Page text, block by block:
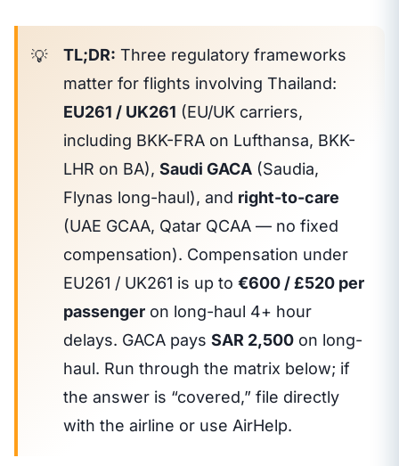
TL;DR: Three regulatory frameworks
matter for flights involving Thailand:
EU261 / UK261 (EU/UK carriers,
including BKK-FRA on Lufthansa, BKK-
LHR on BA),Saudi GACA (Saudia,
Flynas long-haul), and right-to-care
(UAE GCAA, Qatar QCAA — no fixed
compensation). Compensation under
EU261 / UK261 is up to€600 / £520 per
passenger on long-haul 4+ hour
delays. GACA paysSAR 2,500 on long-
haul. Run through the matrix below; if
the answer is “covered,” file directly
with the airline or use AirHelp.